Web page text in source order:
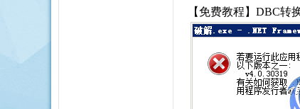
【免费教程】DBC转